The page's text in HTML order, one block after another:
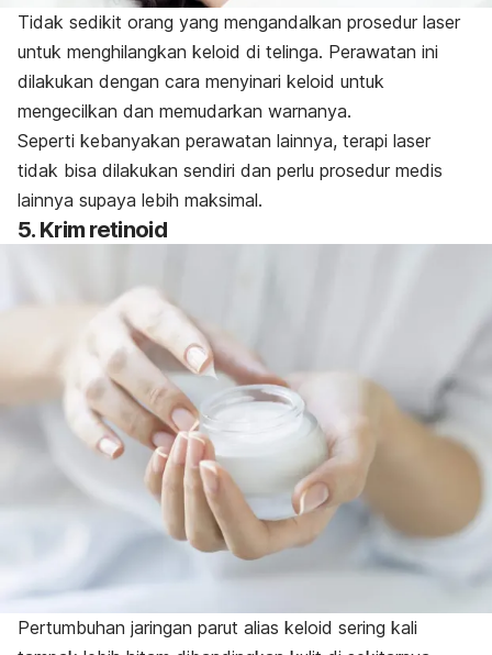
Tidak sedikit orang yang mengandalkan prosedur laser
untuk menghilangkan keloid di telinga. Perawatan ini
dilakukan dengan cara menyinari keloid untuk
mengecilkan dan memudarkan warnanya.
Seperti kebanyakan perawatan lainnya, terapi laser
tidak bisa dilakukan sendiri dan perlu prosedur medis
lainnya supaya lebih maksimal.
5. Krim retinoid
Pertumbuhan jaringan parut alias keloid sering kali